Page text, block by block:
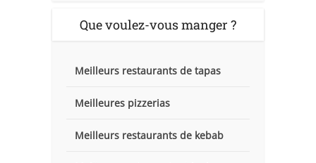
Que voulez-vous manger ?
Meilleurs restaurants de tapas
Meilleures pizzerias
Meilleurs restaurants de kebab